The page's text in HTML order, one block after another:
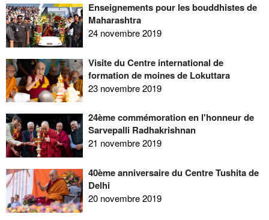
Enseignements pour les bouddhistes de
Maharashtra
24 novembre 2019
Visite du Centre international de
formation de moines de Lokuttara
23 novembre 2019
24ème commémoration en l'honneur de
Sarvepalli Radhakrishnan
21 novembre 2019
40ème anniversaire du Centre Tushita de
Delhi
20 novembre 2019